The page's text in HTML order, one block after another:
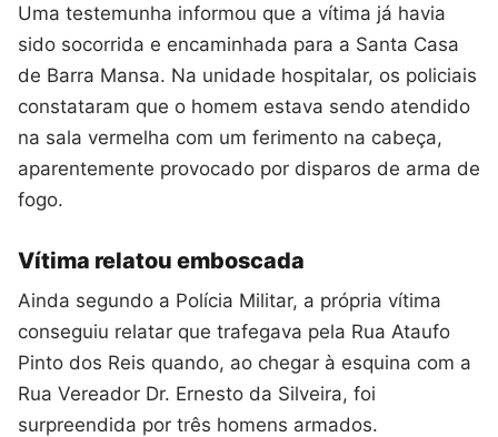
Uma testemunha informou que a vítima já havia
sido socorrida e encaminhada para a Santa Casa
de Barra Mansa. Na unidade hospitalar, os policiais
constataram que o homem estava sendo atendido
na sala vermelha com um ferimento na cabeça,
aparentemente provocado por disparos de arma de
fogo.
Vítima relatou emboscada
Ainda segundo a Polícia Militar, a própria vítima
conseguiu relatar que trafegava pela Rua Ataufo
Pinto dos Reis quando, ao chegar à esquina com a
Rua Vereador Dr. Ernesto da Silveira, foi
surpreendida por três homens armados.